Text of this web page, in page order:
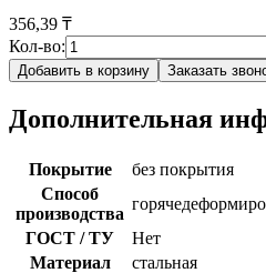
356,39 ₸
Кол-во:
Добавить в корзину Заказать
Дополнительная
Покрытие
без покрытия
Способ
производства
ГОСТ / ТУ
Нет
Материал
стальная